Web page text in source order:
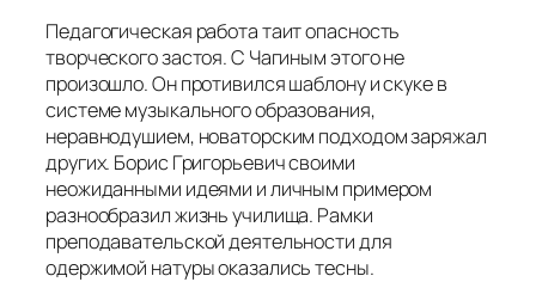
Педагогическая работа таит опасность
творческого застоя. С Чагиным этого не
произошло. Он противился шаблону и скуке в
системе музыкального образования,
неравнодушием, новаторским подходом заряжал
других. Борис Григорьевич своими
неожиданными идеями и личным примером
разнообразил жизнь училища. Рамки
преподавательской деятельности для
одержимой натуры оказались тесны.